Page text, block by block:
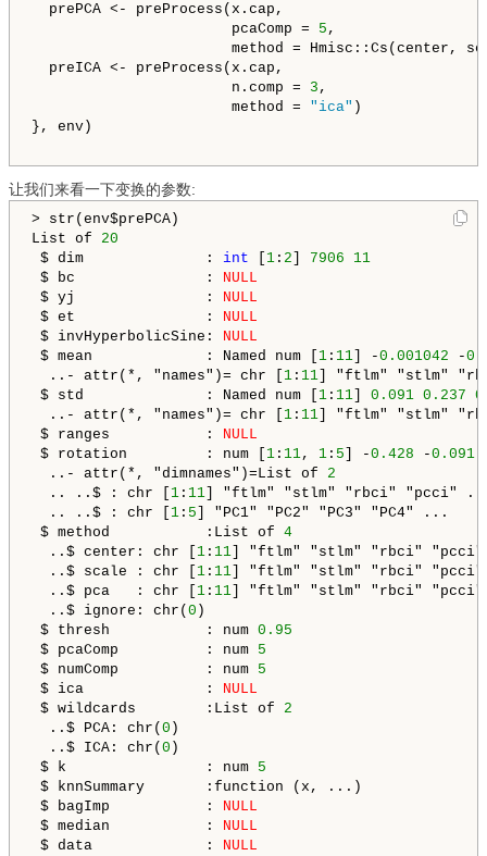
prePCA <- preProcess(x.cap,
pcaComp = 5 ,
method = Hmisc::Cs(center,
preICA <- preProcess(x.cap,
n.comp = 3 ,
method = "ica" )
}, env)
让我们来看一下变换的参数:
> str(env$prePCA)
List of 20
$ dim              : int 1 : 2 7906
11
$ bc               : NULL
$ yj               : NULL
$ et               : NULL
$ invHyperbolicSine: NULL
$ mean             : Named num [ 1 : 11 ] -0.001042 -
..- attr(*, "names")= chr [ 1 : 11 ] "ftlm" "stlm"
$ std              : Named num [ 1 : 11 0.091 0.237
..- attr(*, "names")= chr [ 1 : 11 ] "ftlm" "stlm"
$ ranges           : NULL
$ rotation         : num [ 1 : 11, 1 : 5 ] -0.428 -0.091
..- attr(*, "dimnames")=List of 2
.. ..$ : chr [ 1 : 11 ] "ftlm" "stlm" "rbci" "pcci"
.. ..$ : chr [ 1 : 5 ] "PC1" "PC2" "PC3" "PC4" ...
$ method           :List of 4
..$ center: chr [ 1 : 11 ] "ftlm" "stlm" "rbci"
..$ scale : chr [ 1 : 11 ] "ftlm" "stlm" "rbci"
..$ pca   : chr [ 1 : 11 ] "ftlm" "stlm" "rbci"
..$ ignore: chr( 0 )
$ thresh           : num 0.95
$ pcaComp          : num 5
$ numComp          : num 5
$ ica              : NULL
$ wildcards        :List of 2
..$ PCA: chr( 0 )
..$ ICA: chr( 0 )
$ k                : num 5
$ knnSummary       :function (x, ...)
$ bagImp           : NULL
$ median           : NULL
$ data             : NULL